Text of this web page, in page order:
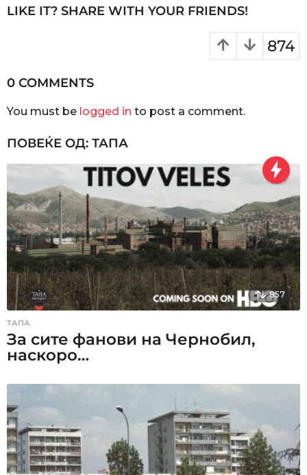
P
n
t
i
o
n
LIKE IT? SHARE WITH YOUR FRIENDS!
874
0 COMMENTS
You must be logged in to post a comment.
ПОВЕЌЕ ОД: ТАПА
857
ТАПА
За сите фанови на Чернобил,
наскоро…